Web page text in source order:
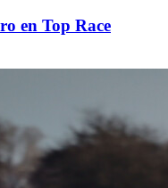
en Top Race